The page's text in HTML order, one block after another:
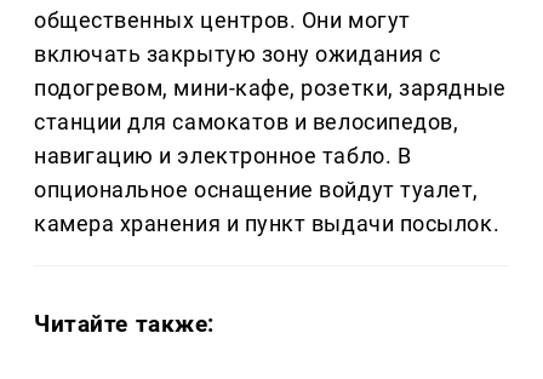
общественных центров. Они могут
включать закрытую зону ожидания с
подогревом, мини-кафе, розетки, зарядные
станции для самокатов и велосипедов,
навигацию и электронное табло. В
опциональное оснащение войдут туалет,
камера хранения и пункт выдачи посылок.
Читайте также: